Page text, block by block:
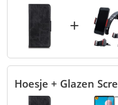
+
Hoesje + Glazen